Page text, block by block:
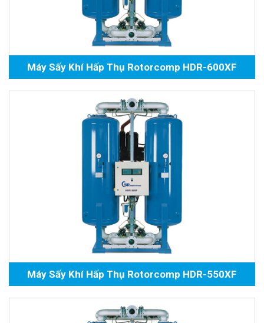
Máy Sấy Khí Hấp Thụ Rotorcomp HDR-600XF
Máy Sấy Khí Hấp Thụ Rotorcomp HDR-550XF